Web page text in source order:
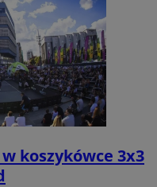
koszykówce 3x3